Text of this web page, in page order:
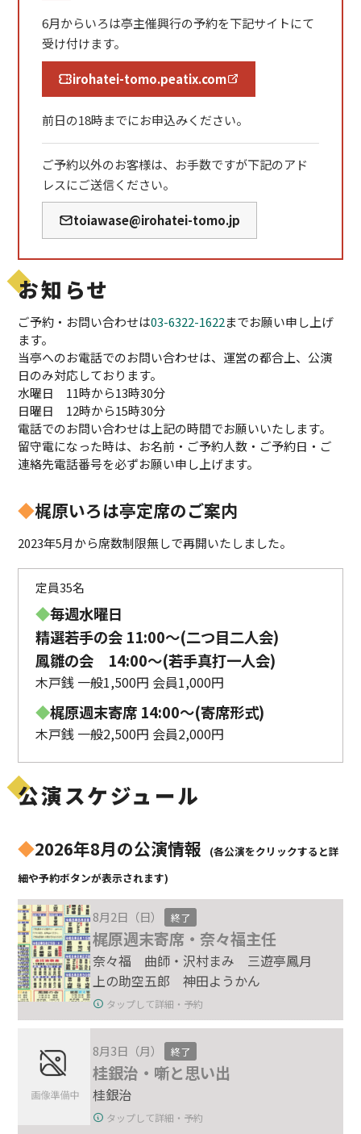
6月からいろは亭主催興行の予約を下記サイトにて
受け付けます。
irohatei-tomo.peatix.com
前日の18時までにお申込みください。
ご予約以外のお客様は、お手数ですが下記のアド
レスにご送信ください。
toiawase@irohatei-tomo.jp
お知らせ
ご予約・お問い合わせは03-6322-1622までお願い申し上げ
ます。
当亭へのお電話でのお問い合わせは、運営の都合上、公演
日のみ対応しております。
水曜日 11時から13時30分
日曜日 12時から15時30分
電話でのお問い合わせは上記の時間でお願いいたします。
留守電になった時は、お名前・ご予約人数・ご予約日・ご
連絡先電話番号を必ずお願い申し上げます。
◆梶原いろは亭定席のご案内
2023年5月から席数制限無しで再開いたしました。
定員35名
◆毎週水曜日
精選若手の会 11:00〜(二つ目二人会)
鳳雛の会 14:00～(若手真打一人会)
木戸銭 一般1,500円 会員1,000円
◆梶原週末寄席 14:00〜(寄席形式)
木戸銭 一般2,500円 会員2,000円
公演スケジュール
◆2026年8月の公演情報
(各公演をクリックすると詳
細や予約ボタンが表示されます)
8月2日（日） 終了
梶原週末寄席・奈々福主任
奈々福 曲師・沢村まみ 三遊亭鳳月
上の助空五郎 神田ようかん
タップして詳細・予約
8月3日（月） 終了
桂銀治・噺と思い出
桂銀治
タップして詳細・予約